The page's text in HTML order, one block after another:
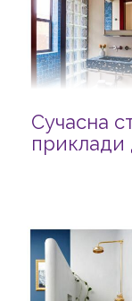
Сучасна
приклади